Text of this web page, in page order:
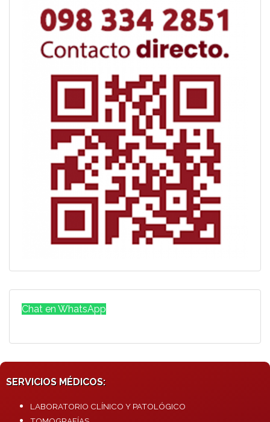
Chat en WhatsApp
SERVICIOS MÉDICOS:
LABORATORIO CLÍNICO Y PATOLÓGICO